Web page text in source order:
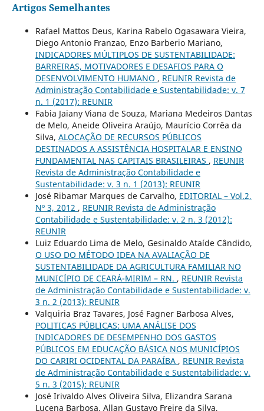
Artigos Semelhantes
Rafael Mattos Deus, Karina Rabelo Ogasawara Vieira,
Diego Antonio Franzao, Enzo Barberio Mariano,
INDICADORES MÚLTIPLOS DE SUSTENTABILIDADE:
BARREIRAS, MOTIVADORES E DESAFIOS PARA O
DESENVOLVIMENTO HUMANO , REUNIR Revista de
Administração Contabilidade e Sustentabilidade: v. 7
n. 1 (2017): REUNIR
Fabia Jaiany Viana de Souza, Mariana Medeiros Dantas
de Melo, Aneide Oliveira Araújo, Maurício Corrêa da
Silva, ALOCAÇÃO DE RECURSOS PÚBLICOS
DESTINADOS A ASSISTÊNCIA HOSPITALAR E ENSINO
FUNDAMENTAL NAS CAPITAIS BRASILEIRAS , REUNIR
Revista de Administração Contabilidade e
Sustentabilidade: v. 3 n. 1 (2013): REUNIR
José Ribamar Marques de Carvalho, EDITORIAL – Vol.2,
Nº 3, 2012 , REUNIR Revista de Administração
Contabilidade e Sustentabilidade: v. 2 n. 3 (2012):
REUNIR
Luiz Eduardo Lima de Melo, Gesinaldo Ataíde Cândido,
O USO DO MÉTODO IDEA NA AVALIAÇÃO DE
SUSTENTABILIDADE DA AGRICULTURA FAMILIAR NO
MUNICÍPIO DE CEARÁ-MIRIM – RN. , REUNIR Revista
de Administração Contabilidade e Sustentabilidade: v.
3 n. 2 (2013): REUNIR
Valquiria Braz Tavares, José Fagner Barbosa Alves,
POLITICAS PÚBLICAS: UMA ANÁLISE DOS
INDICADORES DE DESEMPENHO DOS GASTOS
PÚBLICOS EM EDUCAÇÃO BÁSICA NOS MUNICÍPIOS
DO CARIRI OCIDENTAL DA PARAÍBA , REUNIR Revista
de Administração Contabilidade e Sustentabilidade: v.
5 n. 3 (2015): REUNIR
José Irivaldo Alves Oliveira Silva, Elizandra Sarana
Lucena Barbosa, Allan Gustavo Freire da Silva,